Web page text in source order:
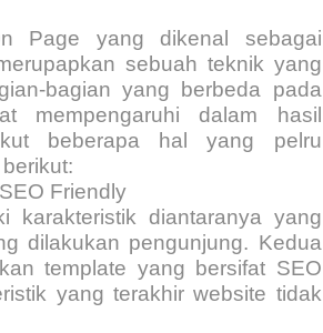
Page yang dikenal sebagai
sebuah teknik yang
bagian yang berbeda pada
mempengaruhi dalam hasil
beberapa hal yang pelru
Friendly
karakteristik diantaranya yang
dilakukan pengunjung. Kedua
template yang bersifat SEO
yang terakhir website tidak